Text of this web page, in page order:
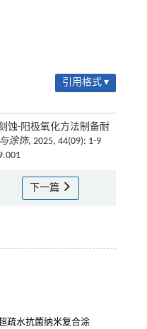
引用格式 ▾
蚀-阳极氧化方法制备耐
涂饰, 2025, 44(09): 1-9
下一篇